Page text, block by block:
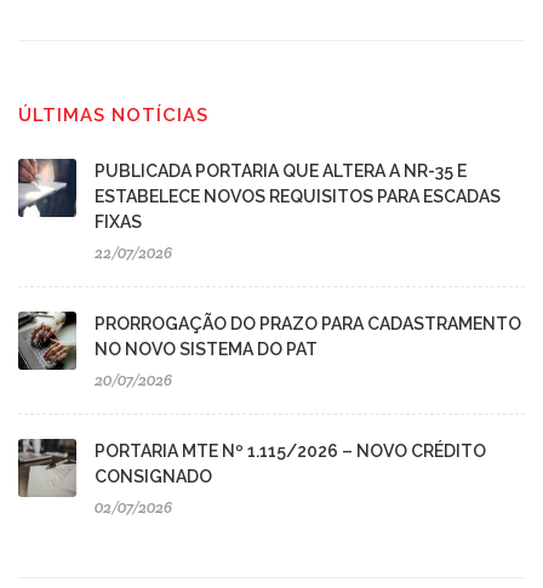
ÚLTIMAS NOTÍCIAS
PUBLICADA PORTARIA QUE ALTERA A NR-35 E
ESTABELECE NOVOS REQUISITOS PARA ESCADAS
FIXAS
22/07/2026
PRORROGAÇÃO DO PRAZO PARA CADASTRAMENTO
NO NOVO SISTEMA DO PAT
20/07/2026
PORTARIA MTE Nº 1.115/2026 – NOVO CRÉDITO
CONSIGNADO
02/07/2026